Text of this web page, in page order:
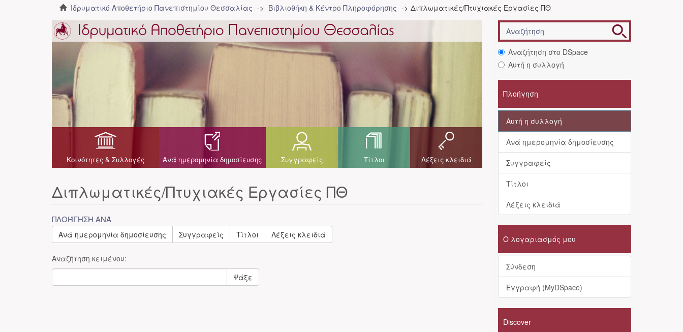
Ιδρυματικό Αποθετήριο Πανεπιστημίου Θεσσαλίας Βιβλιοθήκη & Κέντρο Πληροφόρησης Διπλωματικές/Πτυχιακές Εργασίες ΠΘ
Κοινότητες & Συλλογές Ανά ημερομηνία δημοσίευσης Συγγραφείς Τίτλοι Λέξεις κλειδιά
Διπλωματικές/Πτυχιακές Εργασίες ΠΘ
ΠΛΟΉΓΗΣΗ ΑΝΆ
Ανά ημερομηνία δημοσίευσης Συγγραφείς Τίτλοι Λέξεις κλειδιά
Αναζήτηση κειμένου:
Ψάξε
Αναζήτηση στο DSpace
Αυτή η συλλογή
Πλοήγηση
Αυτή η συλλογή
Ανά ημερομηνία δημοσίευσης
Συγγραφείς
Τίτλοι
Λέξεις κλειδιά
Ο λογαριασμός μου
Σύνδεση
Εγγραφή (MyDSpace)
Discover